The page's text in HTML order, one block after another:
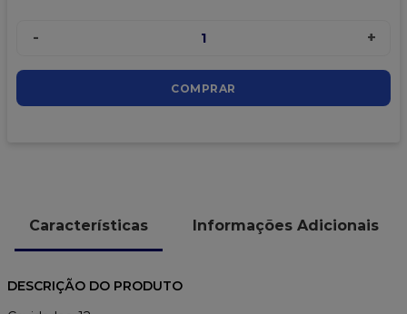
- 1 +
COMPRAR
Características Informações Adicionais
DESCRIÇÃO DO PRODUTO